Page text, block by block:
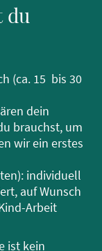
du
(ca. 15 bis 30
dein
brauchst, um
wir ein erstes
individuell
auf Wunsch
Arbeit
ist kein